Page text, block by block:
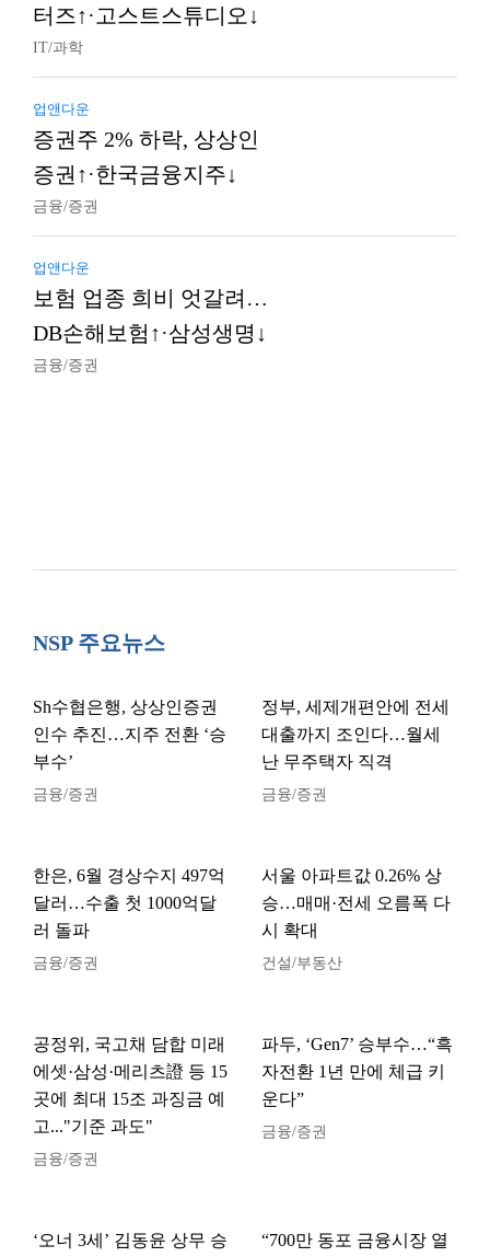
터즈↑·고스트스튜디오↓
IT/과학
업앤다운
증권주 2% 하락, 상상인
증권↑·한국금융지주↓
금융/증권
업앤다운
보험 업종 희비 엇갈려…
DB손해보험↑·삼성생명↓
금융/증권
NSP 주요뉴스
Sh수협은행, 상상인증권
인수 추진…지주 전환 ‘승
부수’
금융/증권
정부, 세제개편안에 전세
대출까지 조인다…월세
난 무주택자 직격
금융/증권
한은, 6월 경상수지 497억
달러…수출 첫 1000억달
러 돌파
금융/증권
서울 아파트값 0.26% 상
승…매매·전세 오름폭 다
시 확대
건설/부동산
공정위, 국고채 담합 미래
에셋·삼성·메리츠證 등 15
곳에 최대 15조 과징금 예
고..."기준 과도"
금융/증권
파두, ‘Gen7’ 승부수…“흑
자전환 1년 만에 체급 키
운다”
금융/증권
‘오너 3세’ 김동윤 상무 승
“700만 동포 금융시장 열